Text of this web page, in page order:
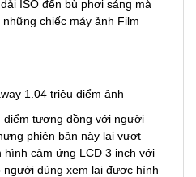
ISO đến bù phơi sáng mà
chiếc máy ảnh Film
1.04 triệu điểm ảnh
điểm tương đồng với người
phiên bản này lại vượt
cảm ứng LCD 3 inch với
người dùng xem lại được hình